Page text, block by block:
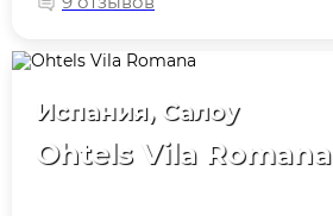
Испания, Салоу
Ohtels Vila Romana